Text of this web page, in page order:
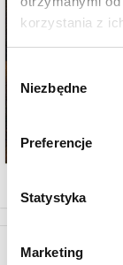
korzystania z
zgody
Niezbędne
Preferencje
Statystyka
Marketing